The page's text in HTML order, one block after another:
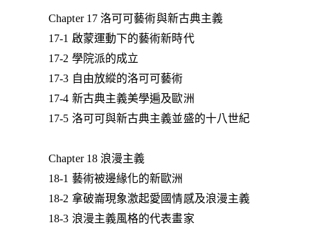
Chapter 17 洛可可藝術與新古典主義
17-1 啟蒙運動下的藝術新時代
17-2 學院派的成立
17-3 自由放縱的洛可可藝術
17-4 新古典主義美學遍及歐洲
17-5 洛可可與新古典主義並盛的十八世紀
Chapter 18 浪漫主義
18-1 藝術被邊緣化的新歐洲
18-2 拿破崙現象激起愛國情感及浪漫主義
18-3 浪漫主義風格的代表畫家